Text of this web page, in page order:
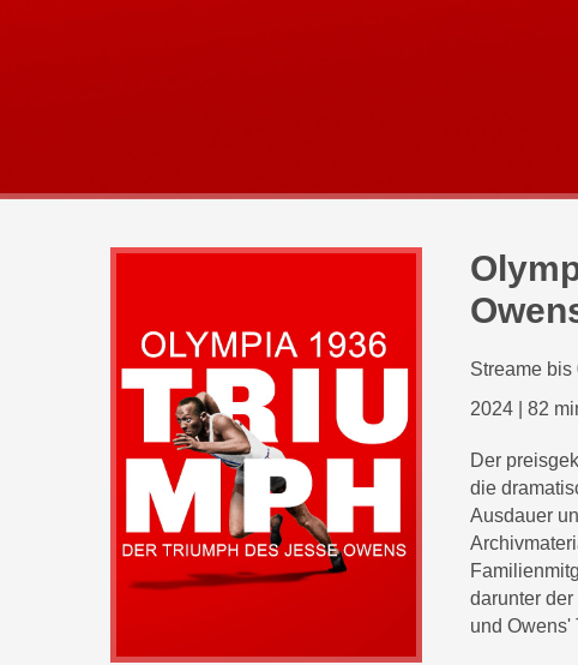
Streame bis
2024
82
Der
die
Ausdauer
darunter
und Owens'